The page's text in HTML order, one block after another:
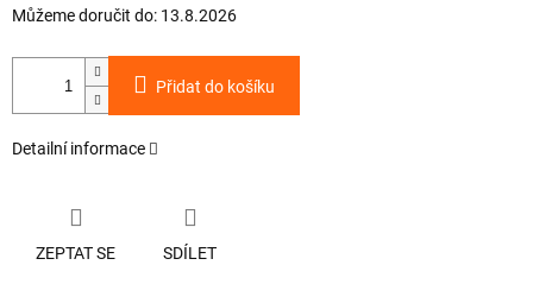
Můžeme doručit do: 13.8.2026
Přidat do košíku
Detailní informace
ZEPTAT SE SDÍLET